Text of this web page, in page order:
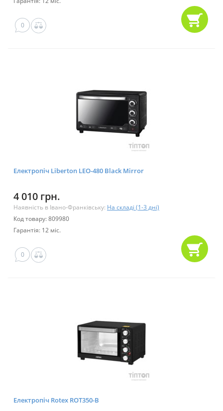
0
Електропіч Liberton LEO-480 Black Mirror
4 010 грн.
Наявність в Івано-Франківську: На складі (1-3 дні)
Код товару: 809980
Гарантія: 12 міс.
0
Електропіч Rotex ROT350-B